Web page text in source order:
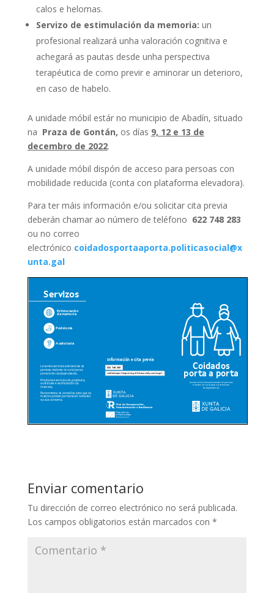
calos e helomas.
Servizo de estimulación da memoria: un
profesional realizará unha valoración cognitiva e
achegará as pautas desde unha perspectiva
terapéutica de como previr e aminorar un deterioro,
en caso de habelo.
A unidade móbil estár no municipio de Abadín, situado
na Praza de Gontán, os días 9, 12 e 13 de
decembro de 2022.
A unidade móbil dispón de acceso para persoas con
mobilidade reducida (conta con plataforma elevadora).
Para ter máis información e/ou solicitar cita previa
deberán chamar ao número de teléfono 622 748 283
ou no correo
electrónico coidadosportaaporta.politicasocial@x
unta.gal
Enviar comentario
Tu dirección de correo electrónico no será publicada.
Los campos obligatorios están marcados con *